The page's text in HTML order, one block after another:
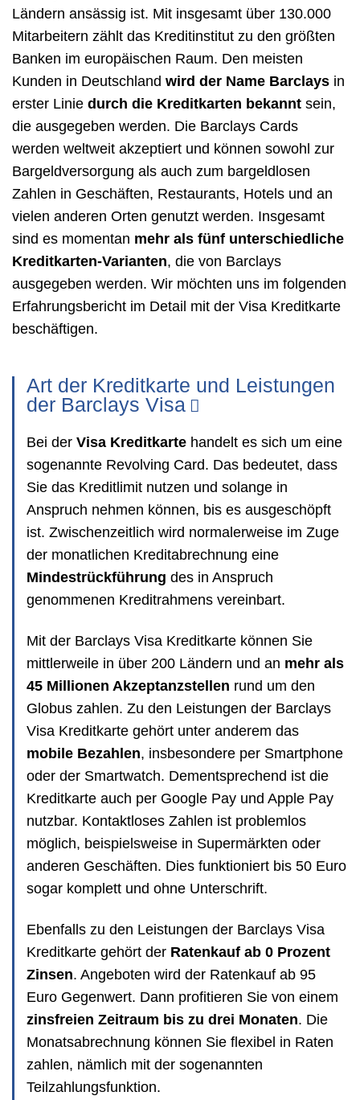
Ländern ansässig ist. Mit insgesamt über 130.000
Mitarbeitern zählt das Kreditinstitut zu den größten
Banken im europäischen Raum. Den meisten
Kunden in Deutschland wird der Name Barclays in
erster Linie durch die Kreditkarten bekannt sein,
die ausgegeben werden. Die Barclays Cards
werden weltweit akzeptiert und können sowohl zur
Bargeldversorgung als auch zum bargeldlosen
Zahlen in Geschäften, Restaurants, Hotels und an
vielen anderen Orten genutzt werden. Insgesamt
sind es momentan mehr als fünf unterschiedliche
Kreditkarten-Varianten, die von Barclays
ausgegeben werden. Wir möchten uns im folgenden
Erfahrungsbericht im Detail mit der Visa Kreditkarte
beschäftigen.
Art der Kreditkarte und Leistungen
der Barclays Visa
Bei der Visa Kreditkarte handelt es sich um eine
sogenannte Revolving Card. Das bedeutet, dass
Sie das Kreditlimit nutzen und solange in
Anspruch nehmen können, bis es ausgeschöpft
ist. Zwischenzeitlich wird normalerweise im Zuge
der monatlichen Kreditabrechnung eine
Mindestrückführung des in Anspruch
genommenen Kreditrahmens vereinbart.
Mit der Barclays Visa Kreditkarte können Sie
mittlerweile in über 200 Ländern und an mehr als
45 Millionen Akzeptanzstellen rund um den
Globus zahlen. Zu den Leistungen der Barclays
Visa Kreditkarte gehört unter anderem das
mobile Bezahlen, insbesondere per Smartphone
oder der Smartwatch. Dementsprechend ist die
Kreditkarte auch per Google Pay und Apple Pay
nutzbar. Kontaktloses Zahlen ist problemlos
möglich, beispielsweise in Supermärkten oder
anderen Geschäften. Dies funktioniert bis 50 Euro
sogar komplett und ohne Unterschrift.
Ebenfalls zu den Leistungen der Barclays Visa
Kreditkarte gehört der Ratenkauf ab 0 Prozent
Zinsen. Angeboten wird der Ratenkauf ab 95
Euro Gegenwert. Dann profitieren Sie von einem
zinsfreien Zeitraum bis zu drei Monaten. Die
Monatsabrechnung können Sie flexibel in Raten
zahlen, nämlich mit der sogenannten
Teilzahlungsfunktion.